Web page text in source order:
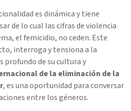
es dinámica y tiene
de lo cual las cifras de violencia
el femicidio, no ceden. Este
interroga y tensiona a la
profundo de su cultura y
de la eliminación de la
, es una oportunidad para conversar
entre los géneros.